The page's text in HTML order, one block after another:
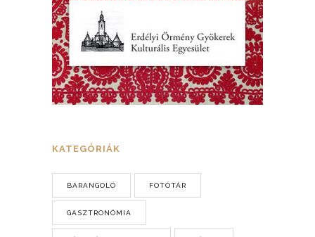
KATEGÓRIÁK
BARANGOLÓ FOTÓTÁR
GASZTRONÓMIA